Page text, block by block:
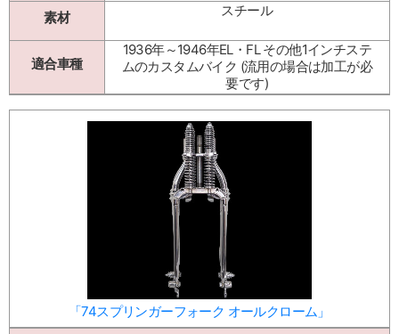
素材 スチール
適合車種
1936年～1946年EL・FL その他1インチステ
ムのカスタムバイク (流用の場合は加工が必
要です)
「74スプリンガーフォーク オールクローム」